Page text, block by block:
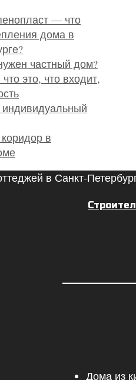
— что
дома в
частный дом?
это, что входит,
индивидуальный
в
Дома из